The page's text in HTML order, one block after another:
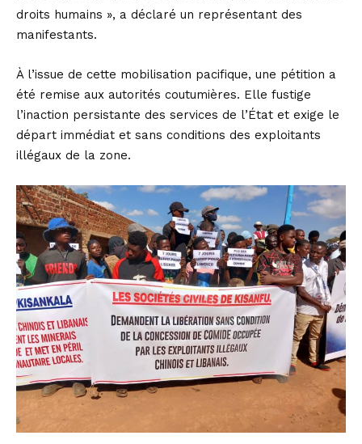
droits humains », a déclaré un représentant des
manifestants.
À l’issue de cette mobilisation pacifique, une pétition a
été remise aux autorités coutumières. Elle fustige
l’inaction persistante des services de l’État et exige le
départ immédiat et sans conditions des exploitants
illégaux de la zone.